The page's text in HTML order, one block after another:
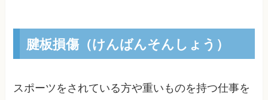
腱板損傷（けんばんそんしょう）
スポーツをされている方や重いものを持つ仕事を